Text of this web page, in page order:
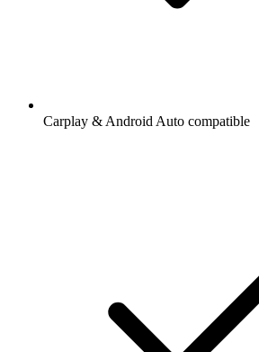
Carplay & Android Auto compatible